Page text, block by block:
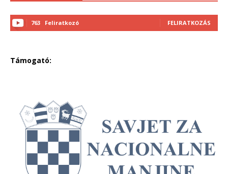
763 Feliratkozó FELIRATKOZÁS
Támogató: